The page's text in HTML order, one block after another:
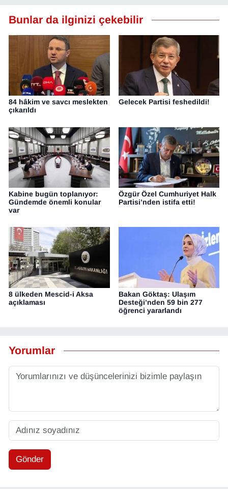
Bunlar da ilginizi çekebilir
84 hâkim ve savcı meslekten
çıkarıldı
Gelecek Partisi feshedildi!
Kabine bugün toplanıyor:
Gündemde önemli konular
var
Özgür Özel Cumhuriyet Halk
Partisi’nden istifa etti!
8 ülkeden Mescid-i Aksa
açıklaması
Bakan Göktaş: Ulaşım
Desteği’nden 59 bin 277
öğrenci yararlandı
Yorumlar
Gönder